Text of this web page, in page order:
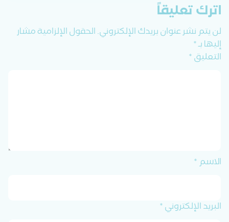
اترك تعليقاً
لن يتم نشر عنوان بريدك الإلكتروني.الحقول الإلزامية مشار
إليها بـ*
التعليق*
الاسم*
البريد الإلكتروني*